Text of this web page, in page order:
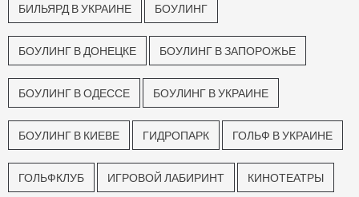
БИЛЬЯРД В УКРАИНЕ БОУЛИНГ
БОУЛИНГ В ДОНЕЦКЕ БОУЛИНГ В ЗАПОРОЖЬЕ
БОУЛИНГ В ОДЕССЕ БОУЛИНГ В УКРАИНЕ
БОУЛИНГ В КИЕВЕ ГИДРОПАРК ГОЛЬФ В УКРАИНЕ
ГОЛЬФКЛУБ ИГРОВОЙ ЛАБИРИНТ КИНОТЕАТРЫ